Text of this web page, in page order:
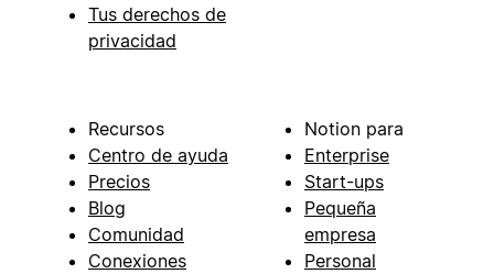
Tus derechos de
privacidad
Recursos
Centro de ayuda
Precios
Blog
Comunidad
Conexiones
Notion para
Enterprise
Start-ups
Pequeña
empresa
Personal